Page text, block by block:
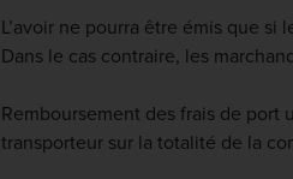
L’avoir ne pourra être émis que
Dans le cas contraire, les
Remboursement des frais de port
transporteur sur la totalité de la